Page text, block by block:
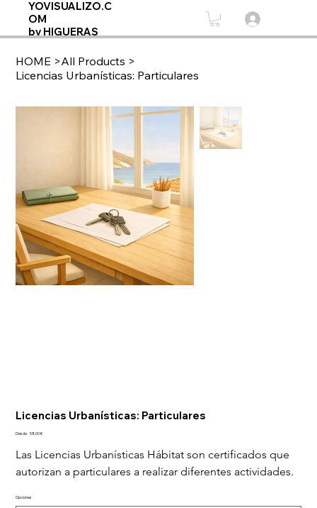
YOVISUALIZO.C
OM
by HIGUERAS
HOME >All Products >
Licencias Urbanísticas: Particulares
Licencias Urbanísticas: Particulares
Desde Precio
58,00 €
Las Licencias Urbanísticas Hábitat son certificados que
autorizan a particulares a realizar diferentes actividades.
Opciones